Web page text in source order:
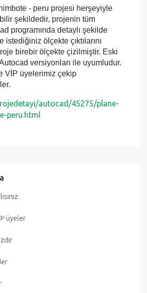
- peru projesi herşeyiyle
şekildedir, projenin tüm
programında detaylı şekilde
istediğiniz ölçekte çıktılarını
birebir ölçekte çizilmiştir. Eski
versiyonları ile uyumludur.
VİP üyelerimiz çekip
autocad/45275/plane-
üyeler